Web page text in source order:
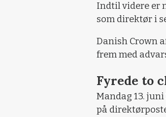
Indtil videre er
som direktør i
Danish Crown
frem med
Fyrede to
Mandag 13.
på